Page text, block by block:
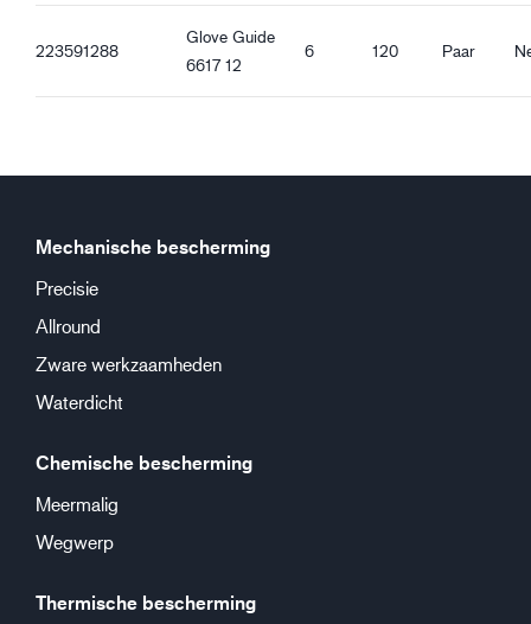
223591288
Glove Guide
6617 12
6 120 Paar
Mechanische bescherming
Precisie
Allround
Zware werkzaamheden
Waterdicht
Chemische bescherming
Meermalig
Wegwerp
Thermische bescherming